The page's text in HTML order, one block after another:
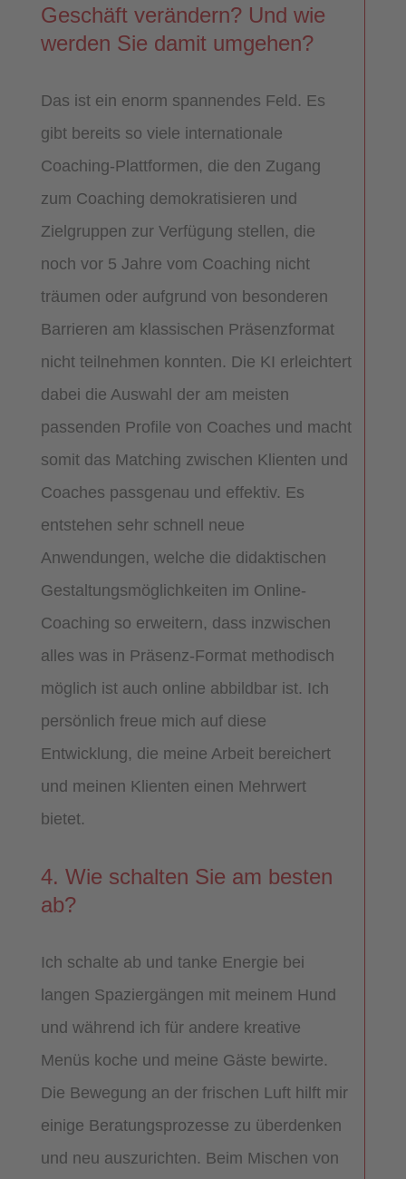
Geschäft verändern? Und wie
werden Sie damit umgehen?
Das ist ein enorm spannendes Feld. Es
gibt bereits so viele internationale
Coaching-Plattformen, die den Zugang
zum Coaching demokratisieren und
Zielgruppen zur Verfügung stellen, die
noch vor 5 Jahre vom Coaching nicht
träumen oder aufgrund von besonderen
Barrieren am klassischen Präsenzformat
nicht teilnehmen konnten. Die KI erleichtert
dabei die Auswahl der am meisten
passenden Profile von Coaches und macht
somit das Matching zwischen Klienten und
Coaches passgenau und effektiv. Es
entstehen sehr schnell neue
Anwendungen, welche die didaktischen
Gestaltungsmöglichkeiten im Online-
Coaching so erweitern, dass inzwischen
alles was in Präsenz-Format methodisch
möglich ist auch online abbildbar ist. Ich
persönlich freue mich auf diese
Entwicklung, die meine Arbeit bereichert
und meinen Klienten einen Mehrwert
bietet.
4. Wie schalten Sie am besten
ab?
Ich schalte ab und tanke Energie bei
langen Spaziergängen mit meinem Hund
und während ich für andere kreative
Menüs koche und meine Gäste bewirte.
Die Bewegung an der frischen Luft hilft mir
einige Beratungsprozesse zu überdenken
und neu auszurichten. Beim Mischen von